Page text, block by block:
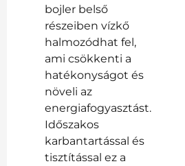
bojler belső
részeiben vízkő
halmozódhat fel,
ami csökkenti a
hatékonyságot és
növeli az
energiafogyasztást.
Időszakos
karbantartással és
tisztítással ez a